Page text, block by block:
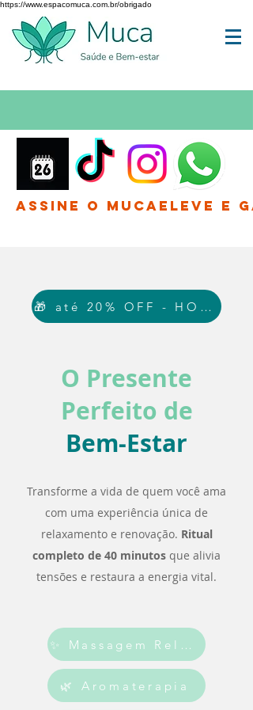
https://www.espacomuca.com.br/obrigado
Assine o MucaEleve e
🎁 até 20% OFF - HOJE!
O Presente
Perfeito de
Bem-Estar
Transforme a vida de quem você ama
com uma experiência única de
relaxamento e renovação. Ritual
completo de 40 minutos que alivia
tensões e restaura a energia vital.
✨ Massagem Relaxante
🌿 Aromaterapia